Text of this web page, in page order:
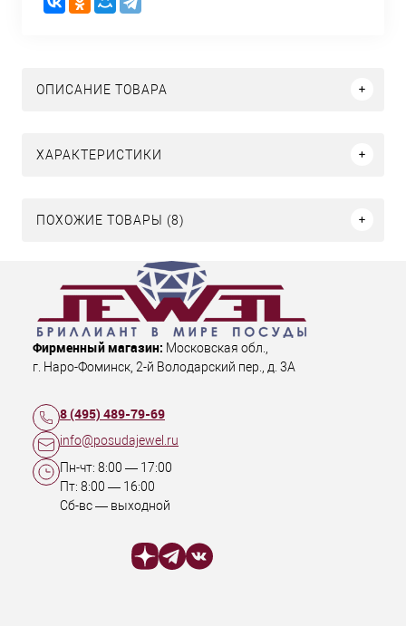
ОПИСАНИЕ ТОВАРА
ХАРАКТЕРИСТИКИ
ПОХОЖИЕ ТОВАРЫ (8)
Фирменный магазин: Московская обл.,
г. Наро-Фоминск, 2-й Володарский пер., д. 3А
8 (495) 489-79-69
info@posudajewel.ru
Пн-чт: 8:00 — 17:00
Пт: 8:00 — 16:00
Сб-вс — выходной